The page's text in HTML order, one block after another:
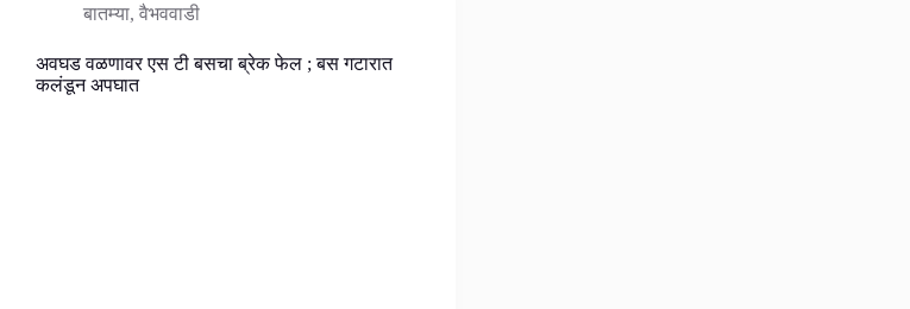
बातम्या, वैभववाडी
अवघड वळणावर एस टी बसचा ब्रेक फेल ; बस गटारात
कलंडून अपघात